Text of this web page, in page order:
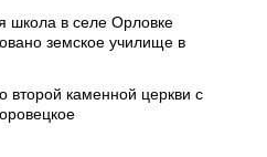
школа в селе Орловке
земское училище в
второй каменной церкви с